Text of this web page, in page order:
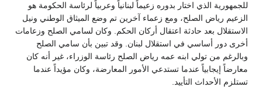
للجمهورية الذي اختار بدوره زعيماً لبنانياً وعربياً لرئاسة الحكومة هو
الزعيم رياض الصلح، ومع زعماء آخرين تم وضع الميثاق الوطني ونيل
الاستقلال بعد حادثة اعتقال أركان الحكم. وكان لسامي الصلح وزعامات
أخرى دور أساسي في استقلال لبنان. وقد تبين بأن سامي الصلح
وبالرغم من تولي ابنه عمه رياض الصلح رئاسة الوزراء، غير أنه كان
معارضاً إيجابياً عندما تستدعي الأمور المعارضة، وكان مؤيداً عندما
تستلزم الأحداث التأييد.